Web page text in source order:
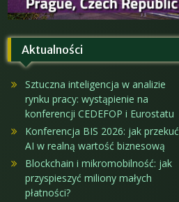
Aktualności
Sztuczna inteligencja w analizie
rynku pracy: wystąpienie na
konferencji CEDEFOP i Eurostatu
Konferencja BIS 2026: jak przekuć
AI w realną wartość biznesową
Blockchain i mikromobilność: jak
przyspieszyć miliony małych
płatności?